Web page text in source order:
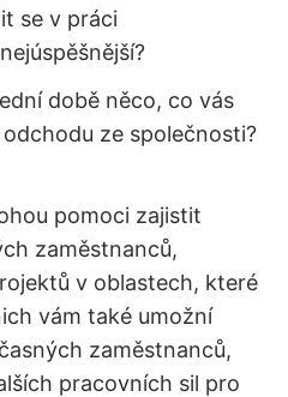
se v práci
době něco, co vás
ze společnosti?
pomoci zajistit
zaměstnanců,
v oblastech, které
vám také umožní
zaměstnanců,
pracovních sil pro